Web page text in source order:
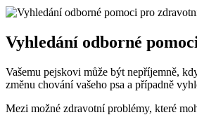
Vyhledání odborné
Vašemu pejskovi může být nepříjemně,
změnu chování vašeho psa a případně
Mezi možné zdravotní problémy, které